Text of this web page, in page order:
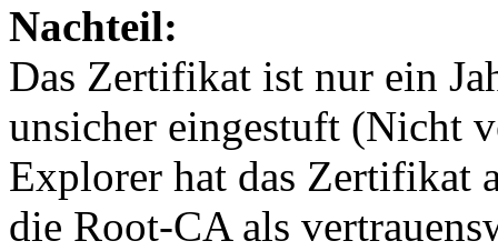
Nachteil:
Das Zertifikat ist nur ein
unsicher eingestuft (Nicht
Explorer hat das Zertifikat
die Root-CA als